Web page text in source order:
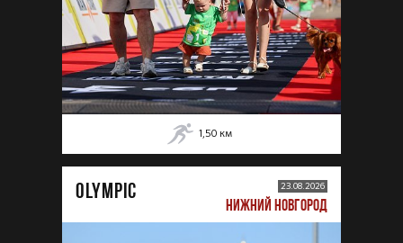
1,50 км
OLYMPIC 23.08.2026
НИЖНИЙ НОВГОРОД